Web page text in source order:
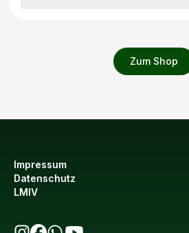
Zum Shop
Impressum
Datenschutz
LMIV